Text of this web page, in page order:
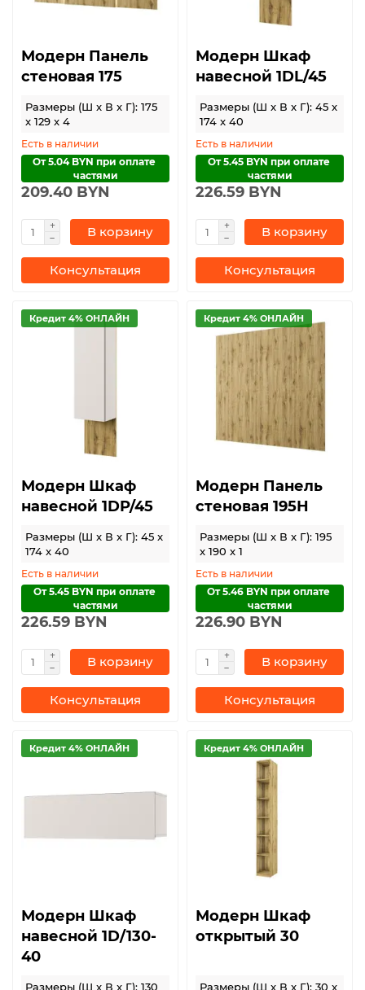
Модерн Панель
стеновая 175
Размеры (Ш x В x Г): 175
x 129 x 4
Есть в наличии
От 5.04 BYN при оплате
частями
209.40 BYN
В корзину
Консультация
Модерн Шкаф
навесной 1DL/45
Размеры (Ш x В x Г): 45 x
174 x 40
Есть в наличии
От 5.45 BYN при оплате
частями
226.59 BYN
В корзину
Консультация
Кредит 4% ОНЛАЙН
Модерн Шкаф
навесной 1DP/45
Размеры (Ш x В x Г): 45 x
174 x 40
Есть в наличии
От 5.45 BYN при оплате
частями
226.59 BYN
В корзину
Консультация
Кредит 4% ОНЛАЙН
Модерн Панель
стеновая 195Н
Размеры (Ш x В x Г): 195
x 190 x 1
Есть в наличии
От 5.46 BYN при оплате
частями
226.90 BYN
В корзину
Консультация
Кредит 4% ОНЛАЙН
Модерн Шкаф
навесной 1D/130-
40
Размеры (Ш x В x Г): 130
Кредит 4% ОНЛАЙН
Модерн Шкаф
открытый 30
Размеры (Ш x В x Г): 30 x